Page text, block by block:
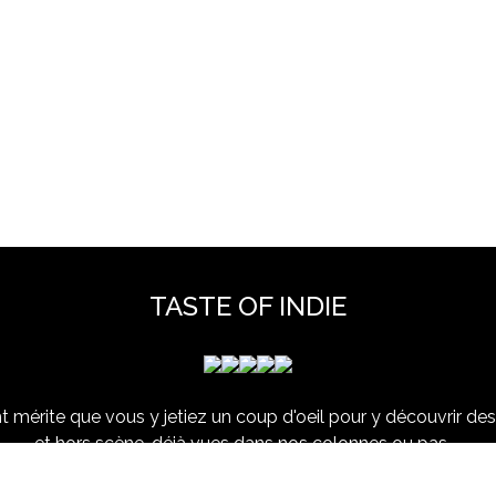
TASTE OF INDIE
que vous y jetiez un coup d'oeil pour y découvrir
et hors scène, déjà vues dans nos colonnes ou pas ...